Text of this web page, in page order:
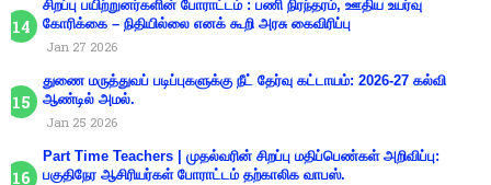
சிறப்பு பயிற்றுனர்களின் போராட்டம் : பணி நிரந்தரம், ஊதிய உயர்வு
கோரிக்கை – நிதியில்லை எனக் கூறி அரசு கைவிரிப்பு
Jan 27 2026
துணை மருத்துவப் படிப்புகளுக்கு நீட் தேர்வு கட்டாயம்: 2026-27 கல்வி
ஆண்டில் அமல்.
Jan 25 2026
Part Time Teachers | முதல்வரின் சிறப்பு மதிப்பெண்கள் அறிவிப்பு:
பகுதிநேர ஆசிரியர்கள் போராட்டம் தற்காலிக வாபஸ்.